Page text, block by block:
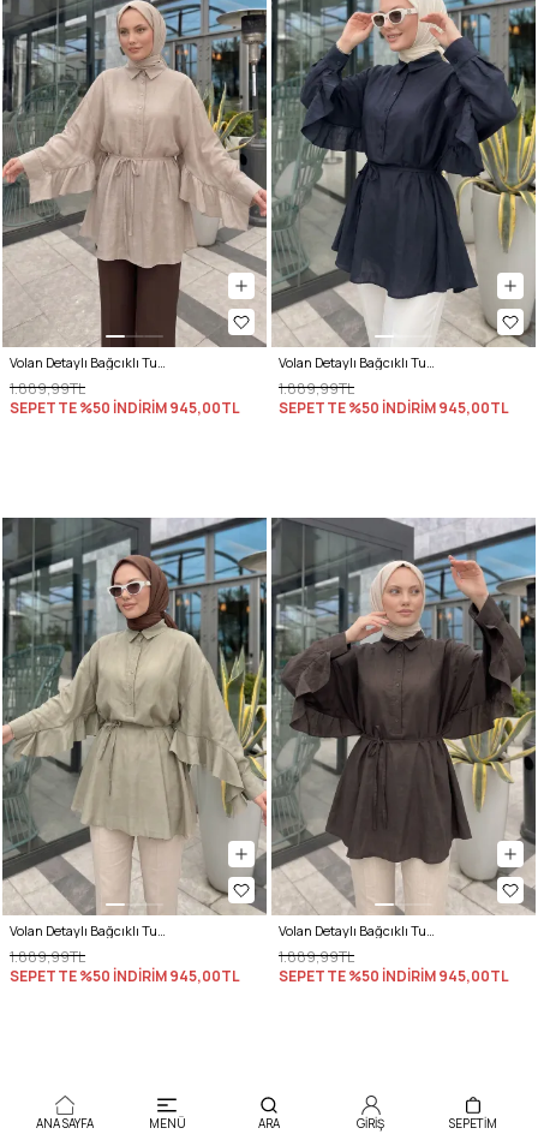
ANA SAYFA MENÜ ARA GİRİŞ SEPETIM
Volan Detaylı Bağcıklı Tunik Y0136 - BEJ
1.889,99TL
SEPETTE %50 İNDİRİM945,00TL
Volan Detaylı Bağcıklı Tunik Y0136 - LACİVERT
1.889,99TL
SEPETTE %50 İNDİRİM945,00TL
Volan Detaylı Bağcıklı Tunik Y0136 - AÇIK HAKİ
1.889,99TL
SEPETTE %50 İNDİRİM945,00TL
Volan Detaylı Bağcıklı Tunik Y0136 - ACI KAHVE
1.889,99TL
SEPETTE %50 İNDİRİM945,00TL